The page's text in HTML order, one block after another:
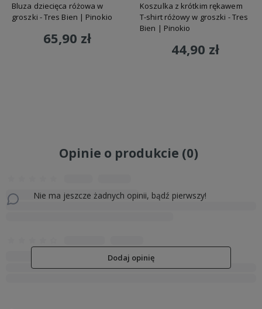
Bluza dziecięca różowa w
groszki - Tres Bien | Pinokio
65,90 zł
Koszulka z krótkim rękawem
T-shirt różowy w groszki - Tres
Bien | Pinokio
44,90 zł
Opinie o produkcie (0)
Nie ma jeszcze żadnych opinii, bądź pierwszy!
Dodaj opinię